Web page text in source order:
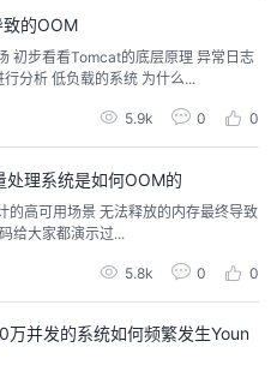
的OOM
Review 关键的JVM参数 对内存快照进行分析 低负载的系统 为什么...
5.9k 0 0
理系统是如何OOM的
经用代码给大家都演示过...
5.8k 0 0
并发的系统如何频繁发生Youn